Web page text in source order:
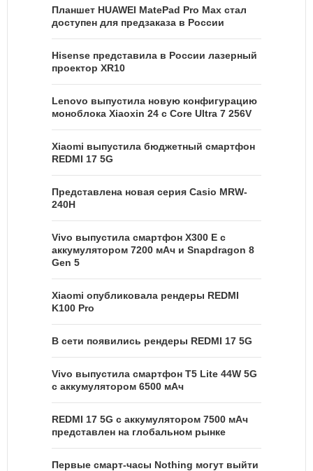
Планшет HUAWEI MatePad Pro Max стал
доступен для предзаказа в России
Hisense представила в России лазерный
проектор XR10
Lenovo выпустила новую конфигурацию
моноблока Xiaoxin 24 с Core Ultra 7 256V
Xiaomi выпустила бюджетный смартфон
REDMI 17 5G
Представлена новая серия Casio MRW-
240H
Vivo выпустила смартфон X300 E с
аккумулятором 7200 мАч и Snapdragon 8
Gen 5
Xiaomi опубликовала рендеры REDMI
K100 Pro
В сети появились рендеры REDMI 17 5G
Vivo выпустила смартфон T5 Lite 44W 5G
с аккумулятором 6500 мАч
REDMI 17 5G c аккумулятором 7500 мАч
представлен на глобальном рынке
Первые смарт-часы Nothing могут выйти